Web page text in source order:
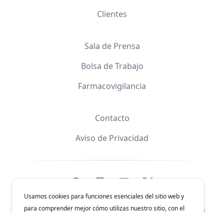
Clientes
Sala de Prensa
Bolsa de Trabajo
Farmacovigilancia
Contacto
Aviso de Privacidad
FacebookInstagramYouTube
X
© 2026Laboratorios Química Son's. Todos los derechos
Usamos cookies para funciones esenciales del sitio web y
para comprender mejor cómo utilizas nuestro sitio, con el